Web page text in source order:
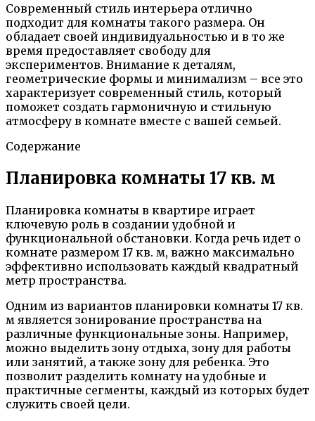
Современный стиль интерьера отлично
подходит для комнаты такого размера. Он
обладает своей индивидуальностью и в то же
время предоставляет свободу для
экспериментов. Внимание к деталям,
геометрические формы и минимализм – все это
характеризует современный стиль, который
поможет создать гармоничную и стильную
атмосферу в комнате вместе с вашей семьей.
Содержание
Планировка комнаты 17 кв. м
Планировка комнаты в квартире играет
ключевую роль в создании удобной и
функциональной обстановки. Когда речь идет о
комнате размером 17 кв. м, важно максимально
эффективно использовать каждый квадратный
метр пространства.
Одним из вариантов планировки комнаты 17 кв.
м является зонирование пространства на
различные функциональные зоны. Например,
можно выделить зону отдыха, зону для работы
или занятий, а также зону для ребенка. Это
позволит разделить комнату на удобные и
практичные сегменты, каждый из которых будет
служить своей цели.